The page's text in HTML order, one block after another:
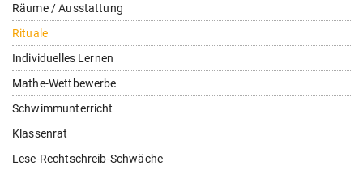
Räume / Ausstattung
Rituale
Individuelles Lernen
Mathe-Wettbewerbe
Schwimmunterricht
Klassenrat
Lese-Rechtschreib-Schwäche